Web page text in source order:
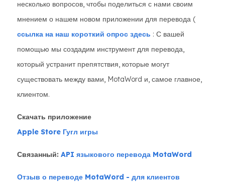
несколько вопросов, чтобы поделиться с нами своим
мнением о нашем новом приложении для перевода (
ссылка на наш короткий опрос здесь : С вашей
помощью мы создадим инструмент для перевода,
который устранит препятствия, которые могут
существовать между вами, MotaWord и, самое главное,
клиентом.
Скачать приложение
Apple Store Гугл игры
Связанный: API языкового перевода MotaWord
Отзыв о переводе MotaWord - для клиентов